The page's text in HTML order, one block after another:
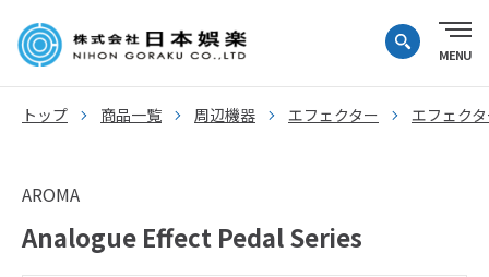
トップ 商品一覧 周辺機器 エフェクター エフェク
AROMA
Analogue Effect Pedal Series